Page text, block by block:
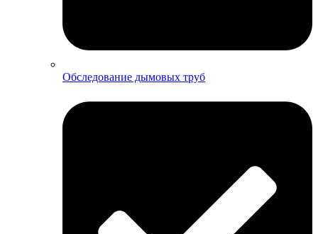
Обследование дымовых труб